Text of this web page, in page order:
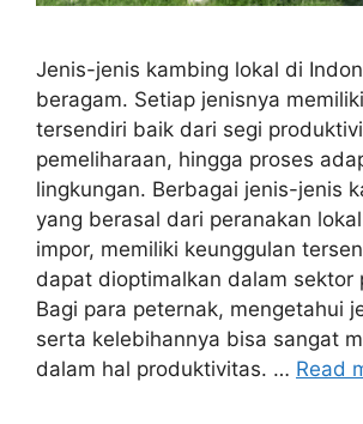
Jenis-jenis kambing lokal di
beragam. Setiap jenisnya
tersendiri baik dari segi
pemeliharaan, hingga proses
lingkungan. Berbagai jenis-jenis
yang berasal dari peranakan
impor, memiliki keunggulan
dapat dioptimalkan dalam sektor
Bagi para peternak, mengetahui
serta kelebihannya bisa sangat
dalam hal produktivitas. … Read